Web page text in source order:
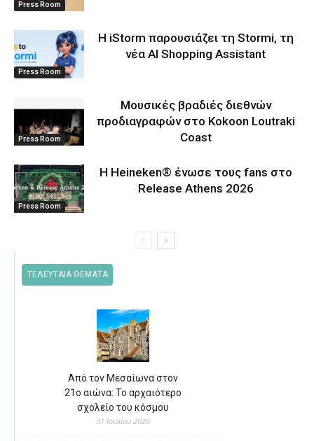
Press Room
Press Room
Η iStorm παρουσιάζει τη Stormi, τη
νέα AI Shopping Assistant
Press Room
Μουσικές βραδιές διεθνών
προδιαγραφών στο Kokoon Loutraki
Coast
Press Room
Η Heineken® ένωσε τους fans στο
Release Athens 2026
ΤΕΛΕΥΤΑΙΑ ΘΕΜΑΤΑ
Από τον Μεσαίωνα στον
21ο αιώνα: Το αρχαιότερο
σχολείο του κόσμου
31 Ιουλίου 2026